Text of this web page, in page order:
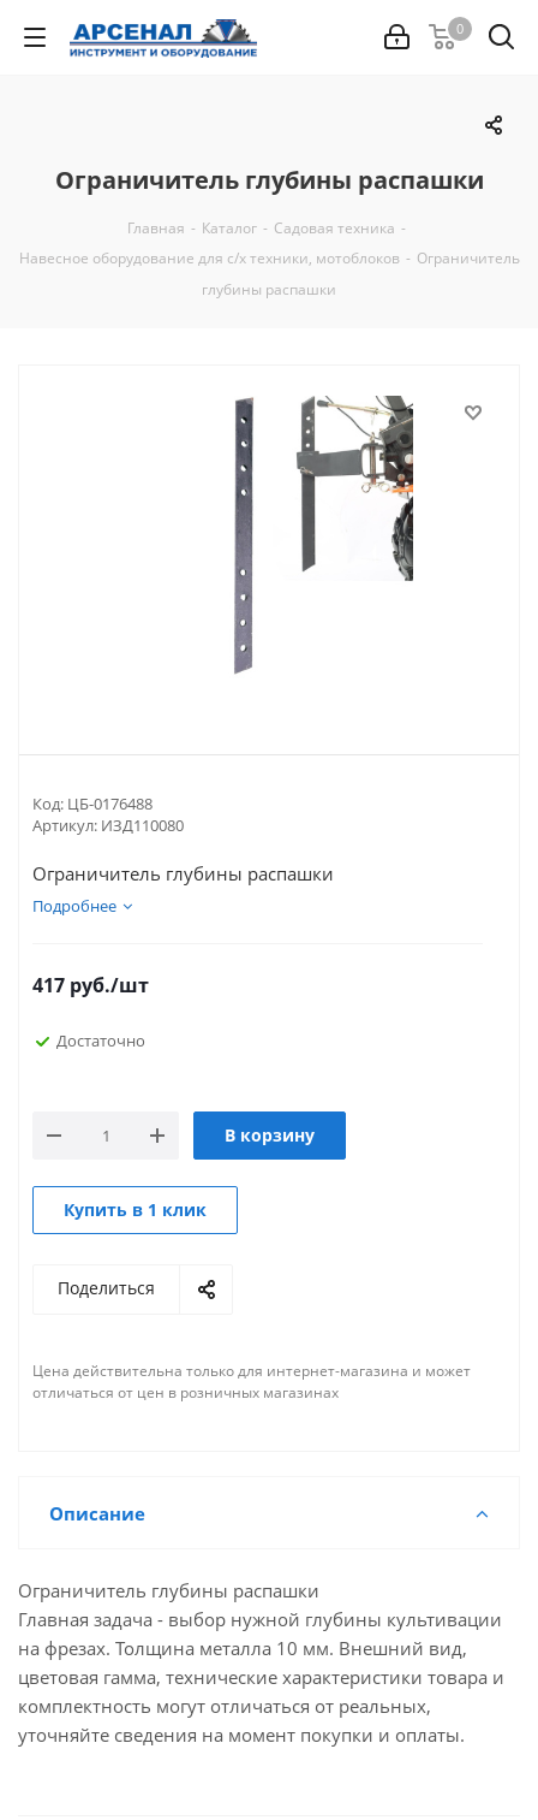
0
Ограничитель глубины распашки
Главная - Каталог - Садовая техника -
Навесное оборудование для с/х техники, мотоблоков - Ограничитель
глубины распашки
Код: ЦБ-0176488
Артикул: ИЗД110080
Ограничитель глубины распашки
Подробнее
417 руб./шт
Достаточно
В корзину
Купить в 1 клик
Поделиться
Цена действительна только для интернет-магазина и может
отличаться от цен в розничных магазинах
Описание
Ограничитель глубины распашки
Главная задача - выбор нужной глубины культивации
на фрезах. Толщина металла 10 мм. Внешний вид,
цветовая гамма, технические характеристики товара и
комплектность могут отличаться от реальных,
уточняйте сведения на момент покупки и оплаты.